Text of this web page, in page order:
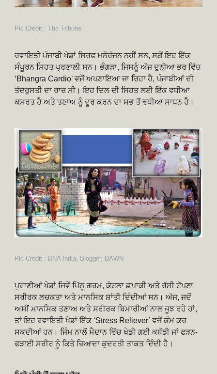
Pic Credit : The Tribune
ਰਵਾਇਤੀ ਪੰਜਾਬੀ ਖੇਡਾਂ ਸਿਰਫ ਮਨੋਰੰਜਨ ਨਹੀਂ ਸਨ, ਸਗੋਂ ਇਹ ਇੱਕ
ਸੰਪੂਰਨ ਸਿਹਤ ਪ੍ਰਣਾਲੀ ਸਨ। ਭੰਗੜਾ, ਜਿਸਨੂੰ ਅੱਜ ਦੁਨੀਆ ਭਰ ਵਿੱਚ
‘Bhangra Cardio’ ਵਜੋਂ ਅਪਣਾਇਆ ਜਾ ਰਿਹਾ ਹੈ, ਪੰਜਾਬੀਆਂ ਦੀ
ਤੰਦਰੁਸਤੀ ਦਾ ਰਾਜ਼ ਸੀ। ਇਹ ਦਿਲ ਦੀ ਸਿਹਤ ਲਈ ਇੱਕ ਵਧੀਆ
ਕਸਰਤ ਹੈ ਅਤੇ ਤਣਾਅ ਨੂੰ ਦੂਰ ਕਰਨ ਦਾ ਸਭ ਤੋਂ ਵਧੀਆ ਸਾਧਨ ਹੈ।
Pic Credit : DNA India, Blogger, DAWN
ਪੁਰਾਣੀਆਂ ਖੇਡਾਂ ਜਿਵੇਂ ਪਿੱਠੂ ਗਰਮ, ਕੋਟਲਾ ਛਪਾਕੀ ਅਤੇ ਰੱਸੀ ਟੱਪਣਾ
ਸਰੀਰਕ ਲਚਕਤਾ ਅਤੇ ਮਾਨਸਿਕ ਸ਼ਾਂਤੀ ਦਿੰਦੀਆਂ ਸਨ। ਅੱਜ, ਜਦੋਂ
ਅਸੀਂ ਮਾਨਸਿਕ ਤਣਾਅ ਅਤੇ ਸਰੀਰਕ ਬਿਮਾਰੀਆਂ ਨਾਲ ਜੂਝ ਰਹੇ ਹਾਂ,
ਤਾਂ ਇਹ ਰਵਾਇਤੀ ਖੇਡਾਂ ਇੱਕ ‘Stress Reliever’ ਵਜੋਂ ਕੰਮ ਕਰ
ਸਕਦੀਆਂ ਹਨ। ਜਿੰਮ ਨਾਲੋਂ ਮੈਦਾਨ ਵਿੱਚ ਖੇਡੀ ਗਈ ਕਬੱਡੀ ਜਾਂ ਫੜਨ-
ਫੜਾਈ ਸਰੀਰ ਨੂੰ ਕਿਤੇ ਜ਼ਿਆਦਾ ਕੁਦਰਤੀ ਤਾਕਤ ਦਿੰਦੀ ਹੈ।